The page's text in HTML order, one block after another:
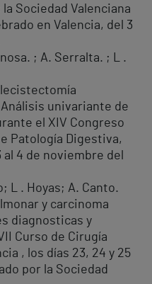
Sociedad Valenciana
en Valencia, del 3
; A. Serralta. ; L .
univariante de
el XIV Congreso
Patología Digestiva,
4 de noviembre del
L . Hoyas; A. Canto.
y carcinoma
diagnosticas y
Curso de Cirugía
, los días 23, 24 y 25
por la Sociedad